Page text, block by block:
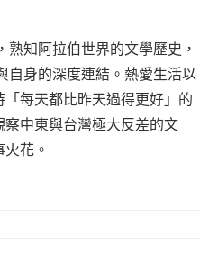
熟知阿拉伯世界的文學歷史，
自身的深度連結。熱愛生活以
每天都比昨天過得更好」的
中東與台灣極大反差的文
花。